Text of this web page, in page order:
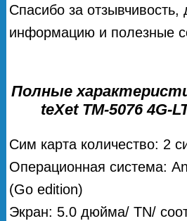
Спасибо за
информацию и полезные
Полные
teXet ТМ-5076 4G-
Сим карта количество: 2
Операционная система:
(Go edition)
Экран: 5.0 дюйма/ TN/